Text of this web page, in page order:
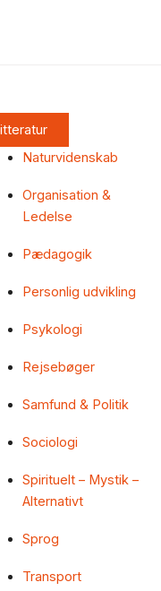
Naturvidenskab
Organisation &
Ledelse
Pædagogik
Personlig udvikling
Psykologi
Rejsebøger
Samfund & Politik
Sociologi
Spirituelt – Mystik –
Alternativt
Sprog
Transport